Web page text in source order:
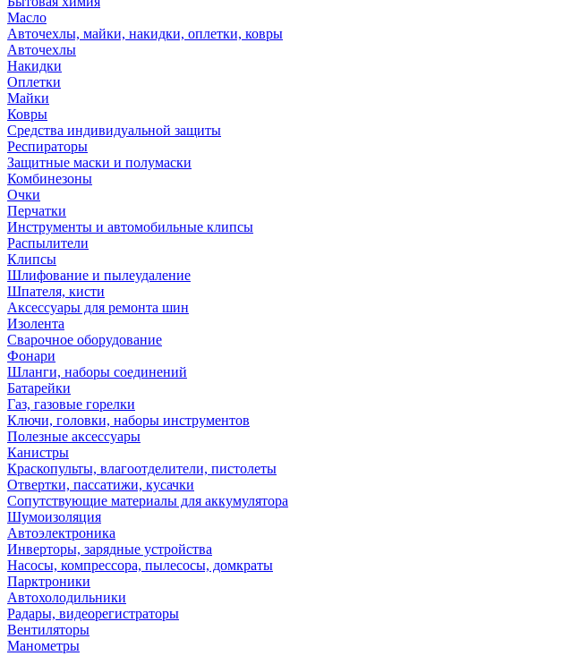
Масло
Авточехлы, майки, накидки, оплетки, ковры
Авточехлы
Накидки
Оплетки
Майки
Ковры
Средства индивидуальной защиты
Респираторы
Защитные маски и полумаски
Комбинезоны
Очки
Перчатки
Инструменты и автомобильные клипсы
Распылители
Клипсы
Шлифование и пылеудаление
Шпателя, кисти
Аксессуары для ремонта шин
Изолента
Сварочное оборудование
Фонари
Шланги, наборы соединений
Батарейки
Газ, газовые горелки
Ключи, головки, наборы инструментов
Полезные аксессуары
Канистры
Краскопульты, влагоотделители, пистолеты
Отвертки, пассатижи, кусачки
Сопутствующие материалы для аккумулятора
Шумоизоляция
Автоэлектроника
Инверторы, зарядные устройства
Насосы, компрессора, пылесосы, домкраты
Парктроники
Автохолодильники
Радары, видеорегистраторы
Вентиляторы
Манометры